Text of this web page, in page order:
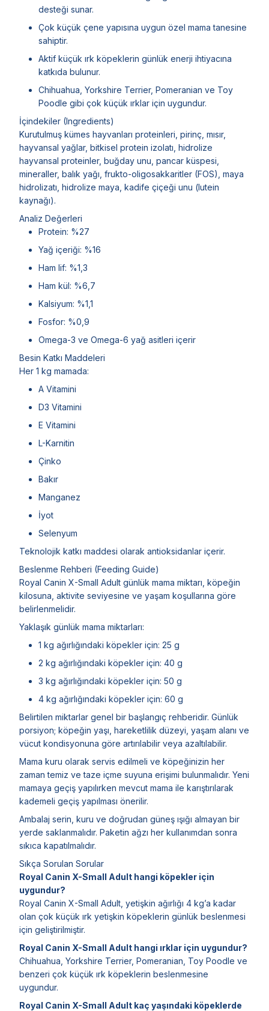
desteği sunar.
Çok küçük çene yapısına uygun özel mama tanesine
sahiptir.
Aktif küçük ırk köpeklerin günlük enerji ihtiyacına
katkıda bulunur.
Chihuahua, Yorkshire Terrier, Pomeranian ve Toy
Poodle gibi çok küçük ırklar için uygundur.
İçindekiler (Ingredients)
Kurutulmuş kümes hayvanları proteinleri, pirinç, mısır,
hayvansal yağlar, bitkisel protein izolatı, hidrolize
hayvansal proteinler, buğday unu, pancar küspesi,
mineraller, balık yağı, frukto-oligosakkaritler (FOS), maya
hidrolizatı, hidrolize maya, kadife çiçeği unu (lutein
kaynağı).
Analiz Değerleri
Protein: %27
Yağ içeriği: %16
Ham lif: %1,3
Ham kül: %6,7
Kalsiyum: %1,1
Fosfor: %0,9
Omega-3 ve Omega-6 yağ asitleri içerir
Besin Katkı Maddeleri
Her 1 kg mamada:
A Vitamini
D3 Vitamini
E Vitamini
L-Karnitin
Çinko
Bakır
Manganez
İyot
Selenyum
Teknolojik katkı maddesi olarak antioksidanlar içerir.
Beslenme Rehberi (Feeding Guide)
Royal Canin X-Small Adult günlük mama miktarı, köpeğin
kilosuna, aktivite seviyesine ve yaşam koşullarına göre
belirlenmelidir.
Yaklaşık günlük mama miktarları:
1 kg ağırlığındaki köpekler için: 25 g
2 kg ağırlığındaki köpekler için: 40 g
3 kg ağırlığındaki köpekler için: 50 g
4 kg ağırlığındaki köpekler için: 60 g
Belirtilen miktarlar genel bir başlangıç rehberidir. Günlük
porsiyon; köpeğin yaşı, hareketlilik düzeyi, yaşam alanı ve
vücut kondisyonuna göre artırılabilir veya azaltılabilir.
Mama kuru olarak servis edilmeli ve köpeğinizin her
zaman temiz ve taze içme suyuna erişimi bulunmalıdır. Yeni
mamaya geçiş yapılırken mevcut mama ile karıştırılarak
kademeli geçiş yapılması önerilir.
Ambalaj serin, kuru ve doğrudan güneş ışığı almayan bir
yerde saklanmalıdır. Paketin ağzı her kullanımdan sonra
sıkıca kapatılmalıdır.
Sıkça Sorulan Sorular
Royal Canin X-Small Adult hangi köpekler için
uygundur?
Royal Canin X-Small Adult, yetişkin ağırlığı 4 kg’a kadar
olan çok küçük ırk yetişkin köpeklerin günlük beslenmesi
için geliştirilmiştir.
Royal Canin X-Small Adult hangi ırklar için uygundur?
Chihuahua, Yorkshire Terrier, Pomeranian, Toy Poodle ve
benzeri çok küçük ırk köpeklerin beslenmesine
uygundur.
Royal Canin X-Small Adult kaç yaşındaki köpeklerde